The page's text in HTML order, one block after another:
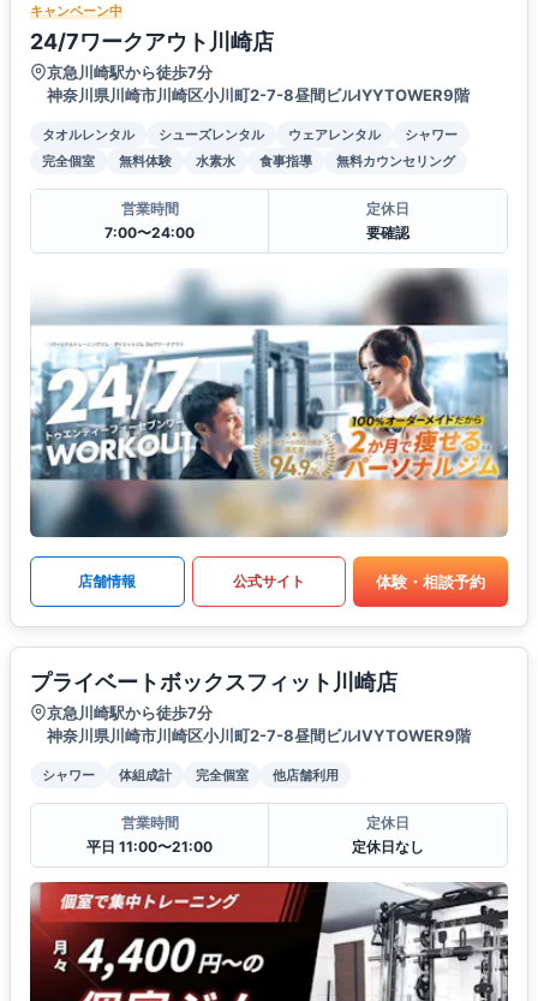
キャンペーン中
24/7ワークアウト川崎店
京急川崎駅から徒歩7分
神奈川県川崎市川崎区小川町2-7-8昼間ビルIYYTOWER9階
タオルレンタル シューズレンタル ウェアレンタル
シャワー
完全個室
無料体験 水素水 食事指導 無料カウンセリング
営業時間
7:00〜24:00
定休日
要確認
店舗情報 公式サイト 体験・相談予約
プライベートボックスフィット川崎店
京急川崎駅から徒歩7分
神奈川県川崎市川崎区小川町2-7-8昼間ビルIVYTOWER9階
シャワー 体組成計 完全個室 他店舗利用
営業時間
平日 11:00〜21:00
定休日
定休日なし